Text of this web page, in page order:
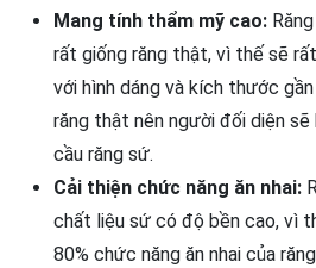
Mang tính thẩm mỹ cao:
rất giống răng thật, vì thế sẽ rất
với hình dáng và kích thước
răng thật nên người đối diện
cầu răng sứ.
Cải thiện chức năng ăn nhai:
chất liệu sứ có độ bền cao, vì
80% chức năng ăn nhai của